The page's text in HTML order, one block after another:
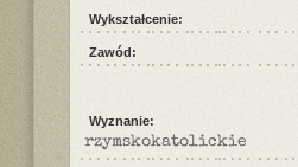
Wykształcenie:
Zawód:
Wyznanie:
rzymskokatolickie